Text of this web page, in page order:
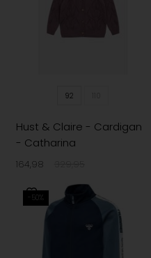
92
Hust & Claire - Cardigan
- Catharina
164,98
-50%